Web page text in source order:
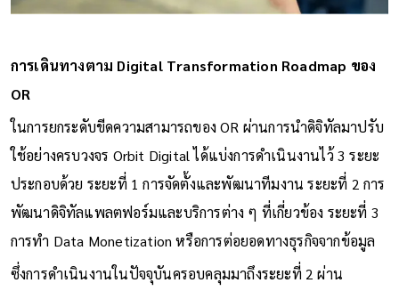
การเดินทางตาม Digital Transformation Roadmap ของ
OR
ในการยกระดับขีดความสามารถของ OR ผ่านการนำดิจิทัลมาปรับ
ใช้อย่างครบวงจร Orbit Digital ได้แบ่งการดำเนินงานไว้ 3 ระยะ
ประกอบด้วย ระยะที่ 1 การจัดตั้งและพัฒนาทีมงาน ระยะที่ 2 การ
พัฒนาดิจิทัลแพลตฟอร์มและบริการต่าง ๆ ที่เกี่ยวข้อง ระยะที่ 3
การทำ Data Monetization หรือการต่อยอดทางธุรกิจจากข้อมูล
ซึ่งการดำเนินงานในปัจจุบันครอบคลุมมาถึงระยะที่ 2 ผ่าน